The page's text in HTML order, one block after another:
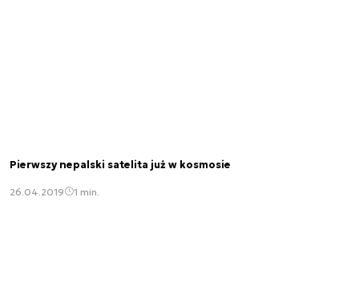
Pierwszy nepalski satelita już w kosmosie
26.04.2019 1 min.